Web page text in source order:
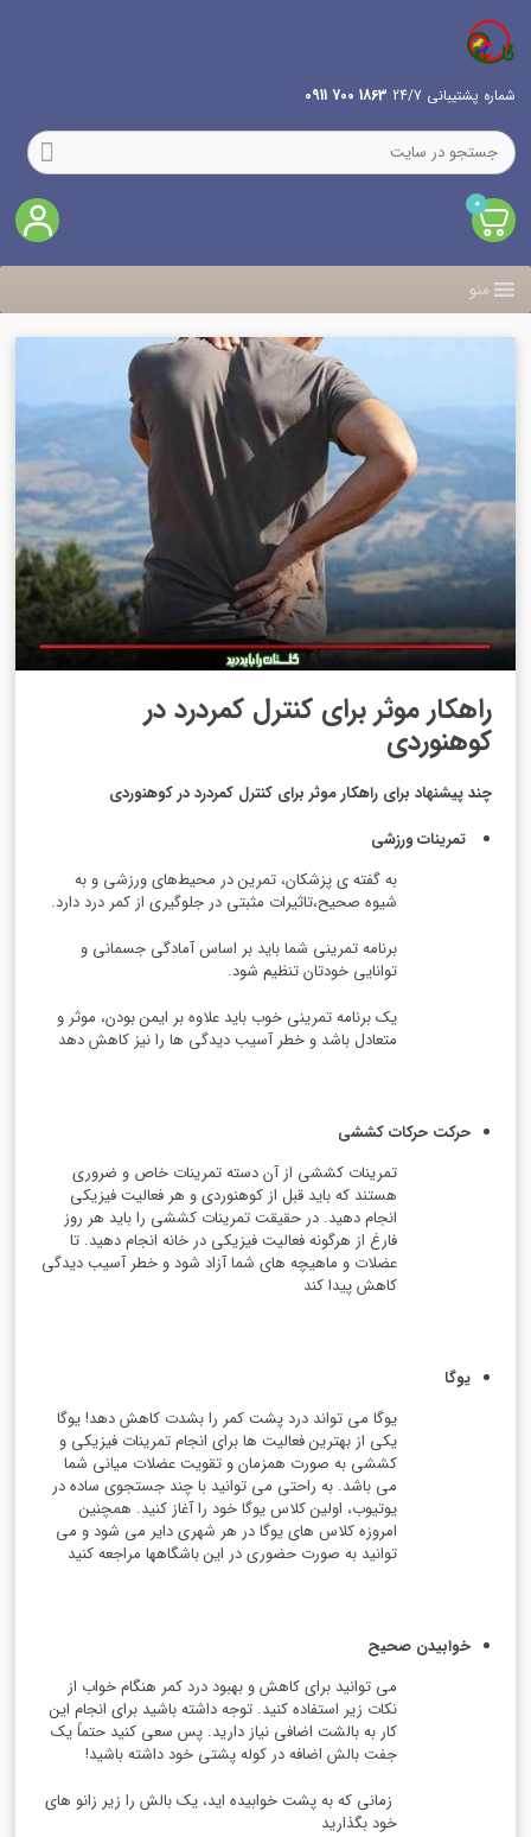
شماره پشتیبانی 24/7 1863 700 0911
0
منو
راهکار موثر برای کنترل کمردرد در
کوهنوردی
چند پیشنهاد برای راهکار موثر برای کنترل کمردرد در کوهنوردی
تمرینات ورزشی
به گفته ی پزشکان، تمرین در محیط‌های ورزشی و به
شیوه صحیح،تاثیرات مثبتی در جلوگیری از کمر درد دارد.
برنامه تمرینی شما باید بر اساس آمادگی جسمانی و
توانایی خودتان تنظیم شود.
یک برنامه تمرینی خوب باید علاوه بر ایمن بودن، موثر و
متعادل باشد و خطر آسیب دیدگی ها را نیز کاهش دهد
حرکت حرکات کششی
تمرینات کششی از آن دسته تمرینات خاص و ضروری
هستند که باید قبل از کوهنوردی و هر فعالیت فیزیکی
انجام دهید. در حقیقت تمرینات کششی را باید هر روز
فارغ از هرگونه فعالیت فیزیکی در خانه انجام دهید. تا
عضلات و ماهیچه های شما آزاد شود و خطر آسیب دیدگی
کاهش پیدا کند
یوگا
یوگا می تواند درد پشت کمر را بشدت کاهش دهد! یوگا
یکی از بهترین فعالیت ها برای انجام تمرینات فیزیکی و
کششی به صورت همزمان و تقویت عضلات میانی شما
می باشد. به راحتی می توانید با چند جستجوی ساده در
یوتیوب، اولین کلاس یوگا خود را آغاز کنید. همچنین
امروزه کلاس های یوگا در هر شهری دایر می شود و می
توانید به صورت حضوری در این باشگاهها مراجعه کنید
خوابیدن صحیح
می توانید برای کاهش و بهبود درد کمر هنگام خواب از
نکات زیر استفاده کنید. توجه داشته باشید برای انجام این
کار به بالشت اضافی نیاز دارید. پس سعی کنید حتماً یک
جفت بالش اضافه در کوله پشتی خود داشته باشید!
زمانی که به پشت خوابیده اید، یک بالش را زیر زانو های
خود بگذارید